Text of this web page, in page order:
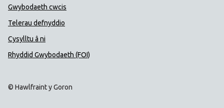
Gwybodaeth cwcis
Telerau defnyddio
Cysylltu â ni
Rhyddid Gwybodaeth (FOI)
© Hawlfraint y Goron